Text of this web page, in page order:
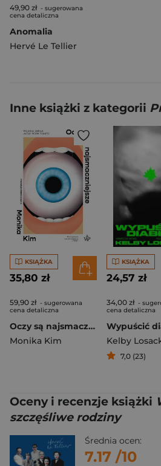
49,90 zł - sugerowana
cena detaliczna
Anomalia
Hervé Le Tellier
Inne książki z kategorii
KSIĄŻKA
35,80 zł
59,90 zł - sugerowana
cena detaliczna
Oczy są najsmaczniejsze
Monika Kim
KSIĄŻKA
24,57 zł
34,00 zł -
cena detaliczna
Wypuścić
Kelby
7,0 (23)
Oceny i recenzje książki
szczęśliwe rodziny
Średnia ocen:
7.17 /10